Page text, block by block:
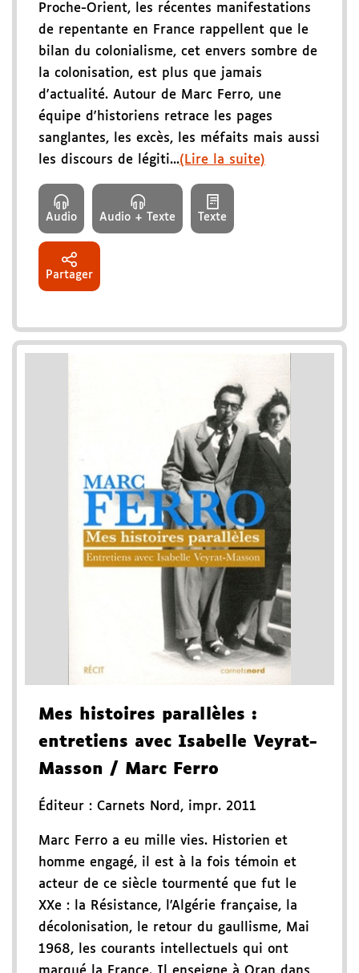
Proche-Orient, les récentes manifestations
de repentante en France rappellent que le
bilan du colonialisme, cet envers sombre de
la colonisation, est plus que jamais
d'actualité. Autour de Marc Ferro, une
équipe d'historiens retrace les pages
sanglantes, les excès, les méfaits mais aussi
les discours de légiti...(Lire la suite)
Audio Audio + Texte Texte
Partager
Mes histoires parallèles :
entretiens avec Isabelle Veyrat-
Masson / Marc Ferro
Éditeur : Carnets Nord , impr. 2011
Marc Ferro a eu mille vies. Historien et
homme engagé, il est à la fois témoin et
acteur de ce siècle tourmenté que fut le
XXe : la Résistance, l'Algérie française, la
décolonisation, le retour du gaullisme, Mai
1968, les courants intellectuels qui ont